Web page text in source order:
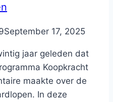
September 17, 2025
jaar geleden dat
Koopkracht
maakte over de
In deze